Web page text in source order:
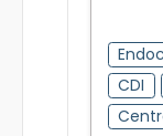
CDI